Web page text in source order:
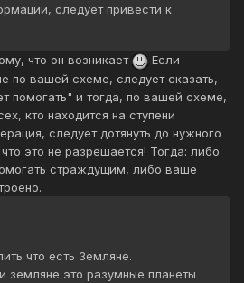
следует привести к
что он возникает
Если
по вашей схеме, следует сказать,
помогать" и тогда, по вашей схеме,
кто находится на ступени
следует дотянуть до нужного
это не разрешается! Тогда: либо
страждущим, либо ваше
что есть Земляне.
земляне это разумные планеты